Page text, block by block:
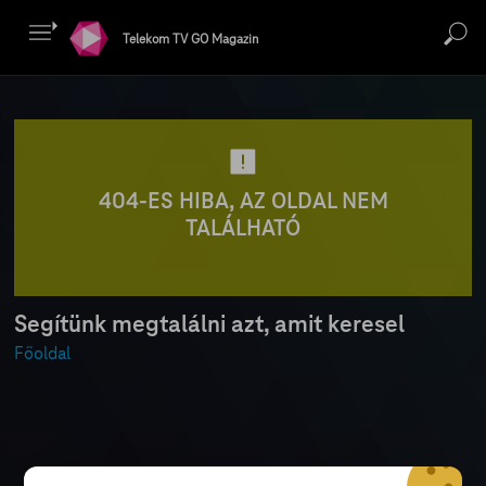
Telekom TV GO Magazin
404-ES HIBA, AZ OLDAL NEM
TALÁLHATÓ
Segítünk megtalálni azt, amit keresel
Főoldal